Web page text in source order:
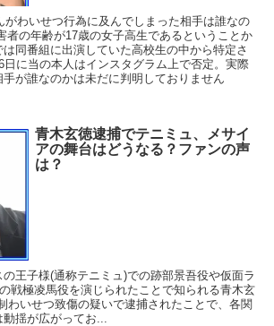
がわいせつ行為に及んでしまった相手は誰なの
者の年齢が17歳の女子高生であるということか
同番組に出演していた高校生の中から特定さ
日に当の本人はインスタグラム上で否定。実際
が誰なのかは未だに判明しておりません
青木玄徳逮捕でテニミュ、メサイ
アの舞台はどうなる？ファンの声
は？
の王子様(通称テニミュ)での跡部景吾役や仮面ラ
戦極凌馬役を演じられたことで知られる青木玄
わいせつ致傷の疑いで逮捕されたことで、各関
揺が広がってお...